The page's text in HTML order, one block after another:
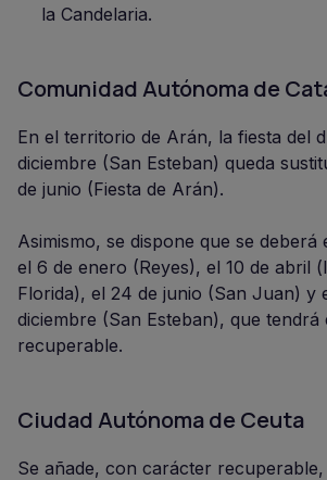
la Candelaria.
Comunidad Autónoma de
En el territorio de Arán, la fiesta del
diciembre (San Esteban) queda
de junio (Fiesta de Arán).
Asimismo, se dispone que se deberá
el 6 de enero (Reyes), el 10 de abril
Florida), el 24 de junio (San Juan) y
diciembre (San Esteban), que tendrá
recuperable.
Ciudad Autónoma de Ceuta
Se añade, con carácter recuperable,